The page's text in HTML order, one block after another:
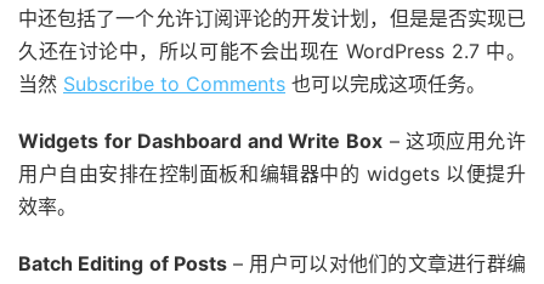
中还包括了一个允许订阅评论的开发计划，但是是否实现已
久还在讨论中，所以可能不会出现在 WordPress 2.7 中。
当然 Subscribe to Comments 也可以完成这项任务。
Widgets for Dashboard and Write Box– 这项应用允许
用户自由安排在控制面板和编辑器中的 widgets 以便提升
效率。
Batch Editing of Posts– 用户可以对他们的文章进行群编